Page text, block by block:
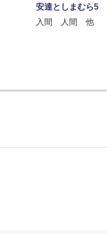
安達としまむら5
入間 人間 他